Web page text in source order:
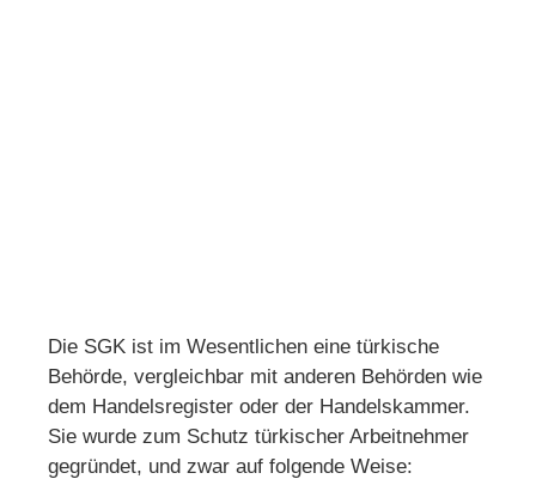
Die SGK ist im Wesentlichen eine türkische
Behörde, vergleichbar mit anderen Behörden wie
dem Handelsregister oder der Handelskammer.
Sie wurde zum Schutz türkischer Arbeitnehmer
gegründet, und zwar auf folgende Weise: